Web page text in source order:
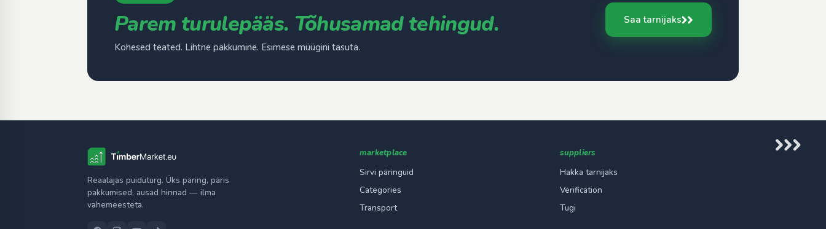
Parem turulepääs. Tõhusamad tehingud.
Kohesed teated. Lihtne pakkumine. Esimese müügini tasuta.
Saa tarnijaks
Reaalajas puiduturg. Üks päring, päris
pakkumised, ausad hinnad — ilma
vahemeesteta.
marketplace
Sirvi päringuid
Categories
Transport
suppliers
Hakka tarnijaks
Verification
Tugi